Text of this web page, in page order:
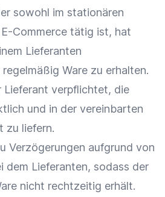
sowohl im stationären
E-Commerce tätig ist, hat
Lieferanten
regelmäßig Ware zu erhalten.
Lieferant verpflichtet, die
und in der vereinbarten
zu liefern.
Verzögerungen aufgrund von
dem Lieferanten, sodass der
nicht rechtzeitig erhält.